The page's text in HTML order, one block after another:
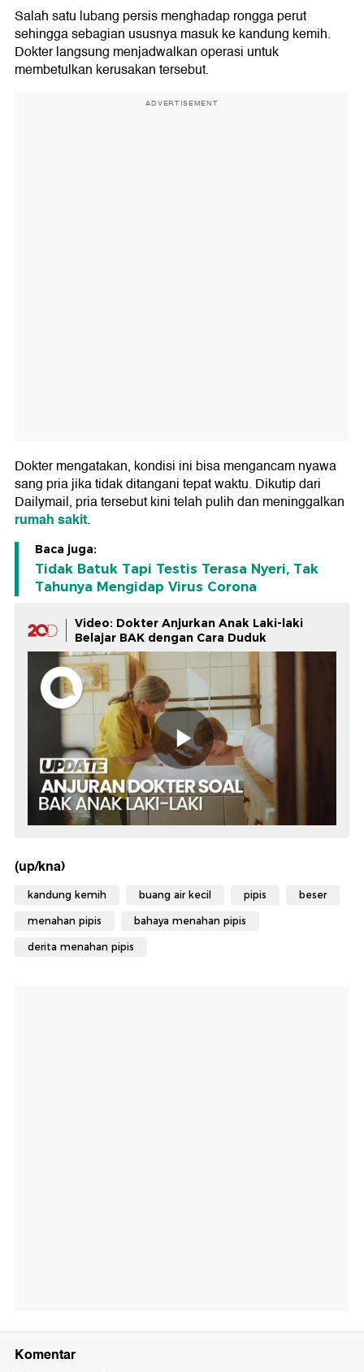
Salah satu lubang persis menghadap rongga perut
sehingga sebagian ususnya masuk ke kandung kemih.
Dokter langsung menjadwalkan operasi untuk
membetulkan kerusakan tersebut.
ADVERTISEMENT
Dokter mengatakan, kondisi ini bisa mengancam nyawa
sang pria jika tidak ditangani tepat waktu. Dikutip dari
Dailymail, pria tersebut kini telah pulih dan meninggalkan
rumah sakit.
Baca juga:
Tidak Batuk Tapi Testis Terasa Nyeri, Tak
Tahunya Mengidap Virus Corona
Video: Dokter Anjurkan Anak Laki-laki
Belajar BAK dengan Cara Duduk
(up/kna)
kandung kemih buang air kecil pipis beser
menahan pipis bahaya menahan pipis
derita menahan pipis
Komentar